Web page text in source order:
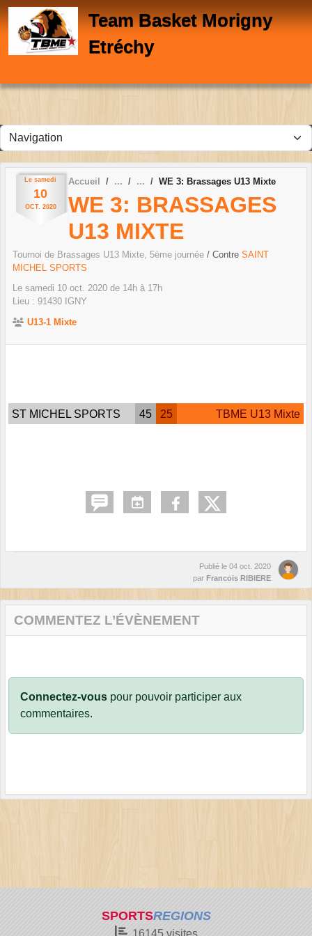
Team Basket Morigny
Etréchy
Le samedi
10
OCT. 2020
Accueil WE 3: Brassages U13 Mixte
WE 3: BRASSAGES
U13 MIXTE
Tournoi de Brassages U13 Mixte, 5ème journée / Contre SAINT
MICHEL SPORTS
Le samedi 10 oct. 2020 de 14h à 17h
Lieu : 91430 IGNY
U13-1 Mixte
ST MICHEL SPORTS 45 25 TBME U13 Mixte
Publié le 04 oct. 2020
par Francois RIBIERE
COMMENTEZ L’ÉVÈNEMENT
Connectez-vous pour pouvoir participer aux
commentaires.
SPORTSREGIONS
16145visites
Panneau de gestion des cookies